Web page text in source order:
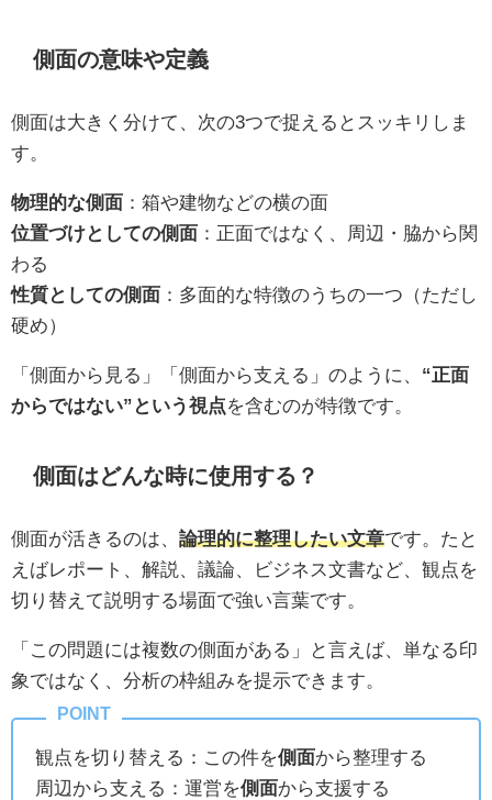
側面の意味や定義
側面は大きく分けて、次の3つで捉えるとスッキリしま
す。
物理的な側面 ：箱や建物などの横の面
位置づけとしての側面 ：正面ではなく、周辺・脇から関
わる
性質としての側面 ：多面的な特徴のうちの一つ（ただし
硬め）
「側面から見る」「側面から支える」のように、 “正面
からではない”という視点を含むのが特徴です。
側面はどんな時に使用する？
側面が活きるのは、 論理的に整理したい文章です。たと
えばレポート、解説、議論、ビジネス文書など、観点を
切り替えて説明する場面で強い言葉です。
「この問題には複数の側面がある」と言えば、単なる印
象ではなく、分析の枠組みを提示できます。
観点を切り替える：この件を側面から整理する
周辺から支える：運営を側面から支援する